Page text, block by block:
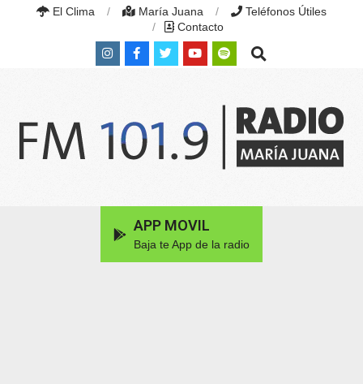
El Clima María Juana
Teléfonos Útiles
Contacto
Search
APP MOVIL
Baja te App de la radio